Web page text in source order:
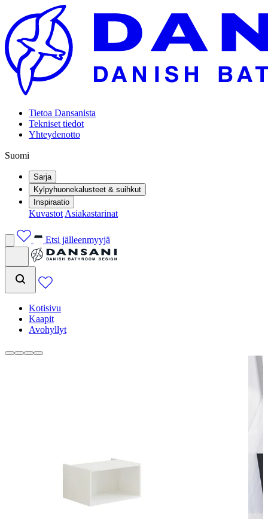
Tietoa Dansanista
Tekniset tiedot
Yhteydenotto
Suomi
Sarja
Kylpyhuonekalusteet & suihkut
Inspiraatio
Kuvastot Asiakastarinat
Etsi jälleenmyyjä
Kotisivu
Kaapit
Avohyllyt